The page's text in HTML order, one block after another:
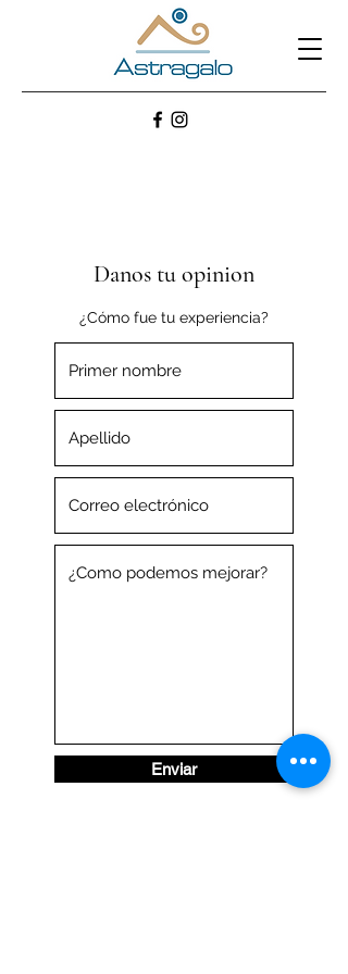
Danos tu opinion
¿Cómo fue tu experiencia?
Enviar